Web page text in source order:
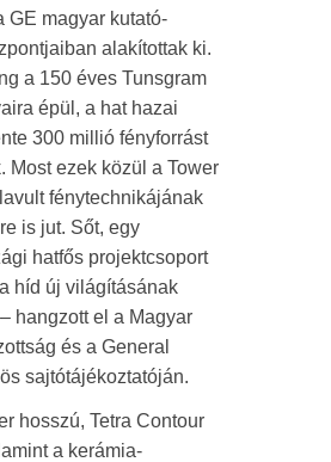
GE magyar kutató-
alakítottak ki.
a 150 éves Tunsgram
épül, a hat hazai
300 millió fényforrást
Most ezek közül a Tower
fénytechnikájának
is jut. Sőt, egy
hatfős projektcsoport
híd új világításának
hangzott el a Magyar
és a General
sajtótájékoztatóján.
hosszú, Tetra Contour
a kerámia-